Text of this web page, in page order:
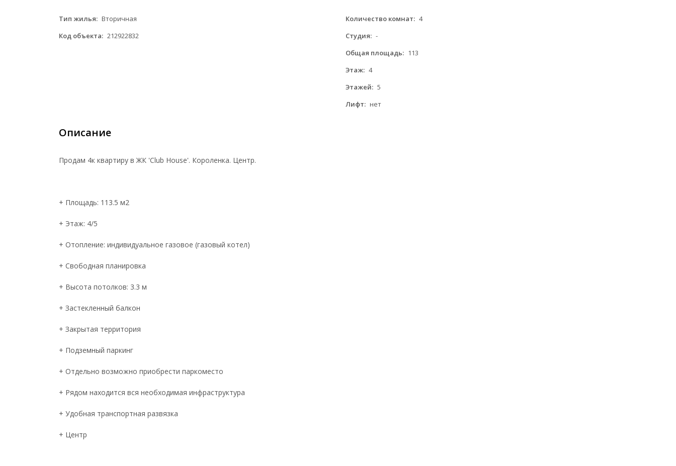
Тип жилья: Вторичная
Код объекта: 212922832
Количество комнат: 4
Студия: -
Общая площадь: 113
Этаж: 4
Этажей: 5
Лифт: нет
Описание
Продам 4к квартиру в ЖК 'Club House'. Короленка. Центр.
+ Площадь: 113.5 м2
+ Этаж: 4/5
+ Отопление: индивидуальное газовое (газовый котел)
+ Свободная планировка
+ Высота потолков: 3.3 м
+ Застекленный балкон
+ Закрытая территория
+ Подземный паркинг
+ Отдельно возможно приобрести паркоместо
+ Рядом находится вся необходимая инфраструктура
+ Удобная транспортная развязка
+ Центр